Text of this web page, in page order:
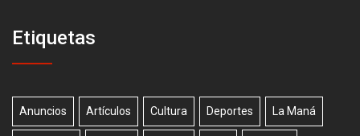
Etiquetas
Anuncios Artículos Cultura Deportes La Maná